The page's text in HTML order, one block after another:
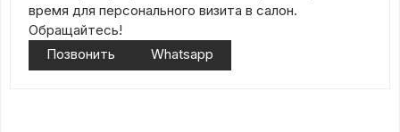
время для персонального визита в салон.
Обращайтесь!
Позвонить
Whatsapp